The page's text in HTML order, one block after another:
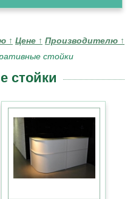
↑ Цене ↑ Производителю ↑
стойки
стойки